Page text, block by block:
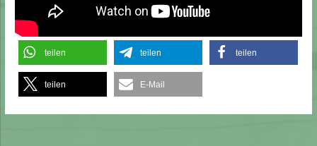
teilen teilen teilen
teilen E-Mail